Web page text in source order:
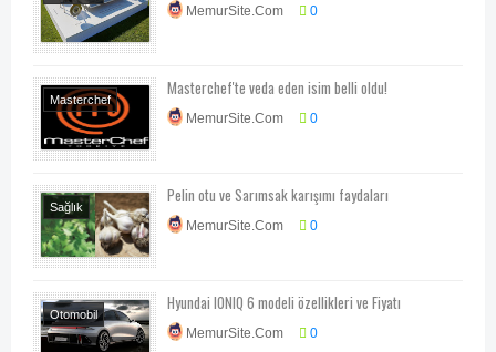
Teknoloji-Otomotiv-
Program
MemurSite.Com 0
Masterchef
Televizyon
Masterchef'te veda eden isim belli oldu!
MemurSite.Com 0
Sağlık
Pelin otu ve Sarımsak karışımı faydaları
MemurSite.Com 0
Otomobil
Teknoloji-Otomotiv-
Hyundai IONIQ 6 modeli özellikleri ve Fiyatı
MemurSite.Com 0